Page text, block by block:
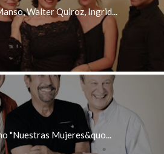
Walter Quiroz, Ingrid...
"Nuestras Mujeres&quo...